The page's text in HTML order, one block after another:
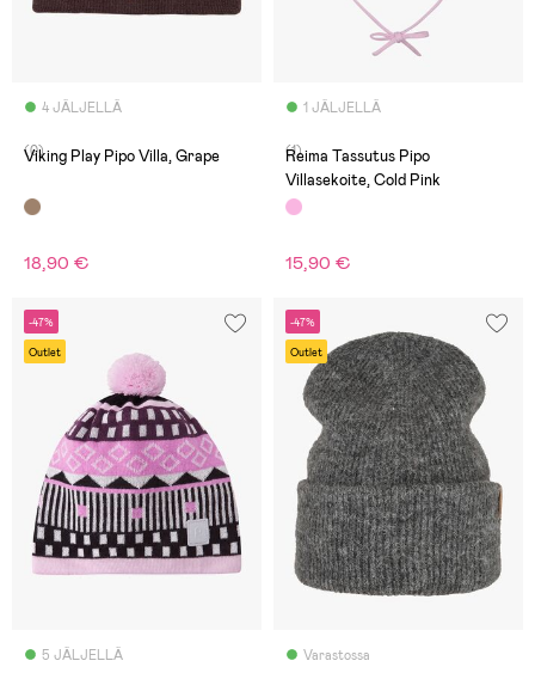
4 JÄLJELLÄ
(0)
Viking Play Pipo Villa, Grape
18,90 €
1 JÄLJELLÄ
(1)
Reima Tassutus Pipo
Villasekoite, Cold Pink
15,90 €
-47%
Outlet
5 JÄLJELLÄ
-47%
Outlet
Varastossa